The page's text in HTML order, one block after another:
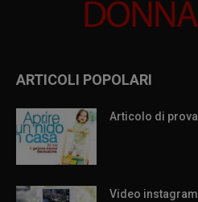
ARTICOLI POPOLARI
Articolo di prova
Video instagram